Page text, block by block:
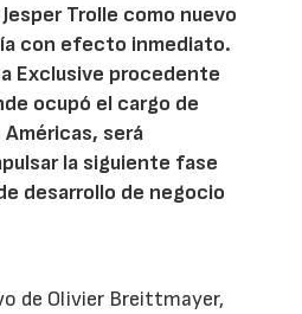
Trolle como nuevo
con efecto inmediato.
Exclusive procedente
ocupó el cargo de
será
la siguiente fase
desarrollo de negocio
de Olivier Breittmayer,